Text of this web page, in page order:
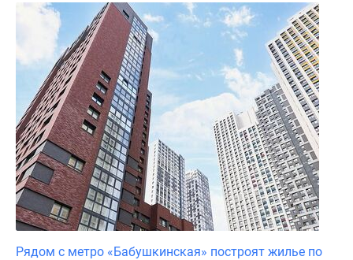
Рядом с метро «Бабушкинская» построят жилье по